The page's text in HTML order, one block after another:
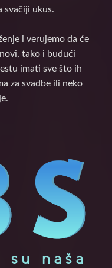
svačiji ukus.
i verujemo da će
tako i budući
imati sve što ih
za svadbe ili neko